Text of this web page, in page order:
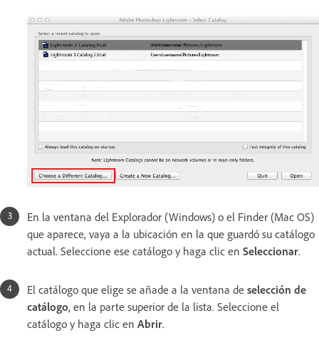
En la ventana del Explorador (Windows) o el Finder (Mac OS)
que aparece, vaya a la ubicación en la que guardó su catálogo
actual. Seleccione ese catálogo y haga clic en Seleccionar.
El catálogo que elige se añade a la ventana de selección de
catálogo, en la parte superior de la lista. Seleccione el
catálogo y haga clic en Abrir.